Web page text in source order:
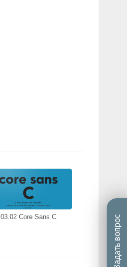
03.02 Core Sans C Задать вопрос